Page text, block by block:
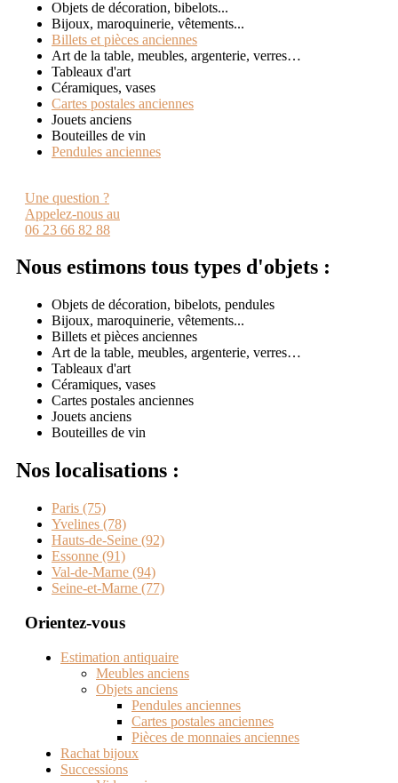
Objets de décoration, bibelots...
Bijoux, maroquinerie, vêtements...
Billets et pièces anciennes
Art de la table, meubles, argenterie, verres…
Tableaux d'art
Céramiques, vases
Cartes postales anciennes
Jouets anciens
Bouteilles de vin
Pendules anciennes
Une question ?
Appelez-nous au
06 23 66 82 88
Nous estimons tous types d'objets :
Objets de décoration, bibelots, pendules
Bijoux, maroquinerie, vêtements...
Billets et pièces anciennes
Art de la table, meubles, argenterie, verres…
Tableaux d'art
Céramiques, vases
Cartes postales anciennes
Jouets anciens
Bouteilles de vin
Nos localisations :
Paris (75)
Yvelines (78)
Hauts-de-Seine (92)
Essonne (91)
Val-de-Marne (94)
Seine-et-Marne (77)
Orientez-vous
Estimation antiquaire
Meubles anciens
Objets anciens
Pendules anciennes
Cartes postales anciennes
Pièces de monnaies anciennes
Rachat bijoux
Successions